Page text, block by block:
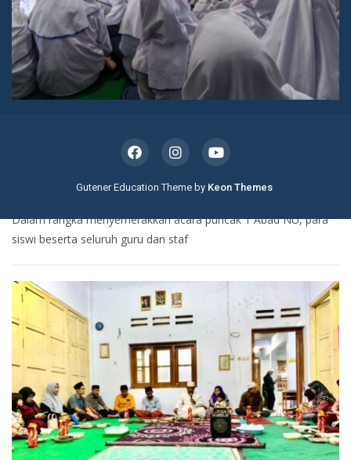
NOBAR DALAM RANGKA 1 ABAD NU
Feb 9, 2023 Media Kurikulum
Dalam rangka menyemerakkan acara puncak 1 Abad NU, para
siswi beserta seluruh guru dan staf
Berita Humas Kegiatan Kesiswaan
Kurikulum Sarpras Uncategorized
Gutener Education Theme by Keon Themes